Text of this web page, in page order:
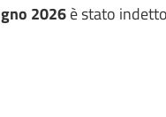
2026è stato